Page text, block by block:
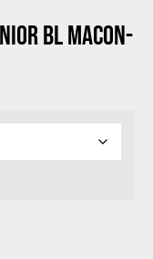
BL Macon-